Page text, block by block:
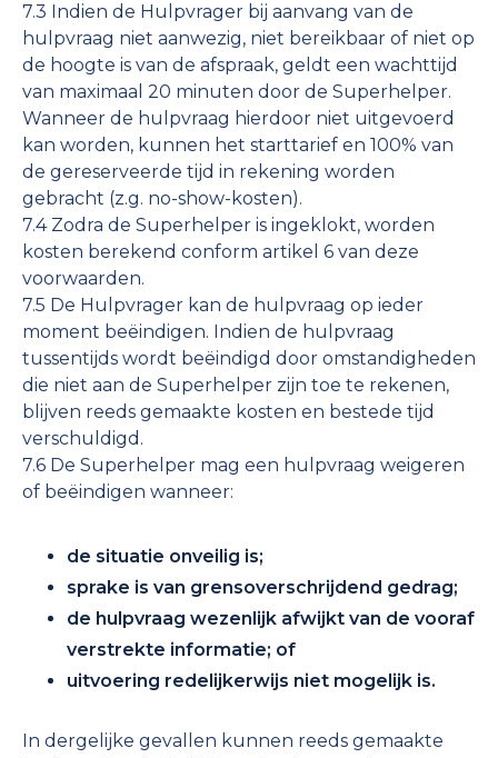
7.3 Indien de Hulpvrager bij aanvang van de
hulpvraag niet aanwezig, niet bereikbaar of niet op
de hoogte is van de afspraak, geldt een wachttijd
van maximaal 20 minuten door de Superhelper.
Wanneer de hulpvraag hierdoor niet uitgevoerd
kan worden, kunnen het starttarief en 100% van
de gereserveerde tijd in rekening worden
gebracht (z.g. no-show-kosten).
7.4 Zodra de Superhelper is ingeklokt, worden
kosten berekend conform artikel 6 van deze
voorwaarden.
7.5 De Hulpvrager kan de hulpvraag op ieder
moment beëindigen. Indien de hulpvraag
tussentijds wordt beëindigd door omstandigheden
die niet aan de Superhelper zijn toe te rekenen,
blijven reeds gemaakte kosten en bestede tijd
verschuldigd.
7.6 De Superhelper mag een hulpvraag weigeren
of beëindigen wanneer:
de situatie onveilig is;
sprake is van grensoverschrijdend gedrag;
de hulpvraag wezenlijk afwijkt van de vooraf
verstrekte informatie; of
uitvoering redelijkerwijs niet mogelijk is.
In dergelijke gevallen kunnen reeds gemaakte